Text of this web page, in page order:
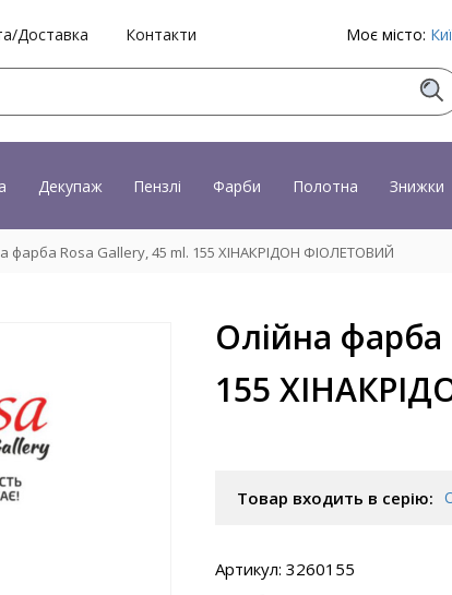
Доставка Контакти Моє місто:
Декупаж Пензлі Фарби Полотна Знижки
фарба Rosa Gallery, 45 ml. 155 ХІНАКРІДОН ФІОЛЕТОВИЙ
Олійна фарба
155
Товар входить в серію:
Артикул: 3260155